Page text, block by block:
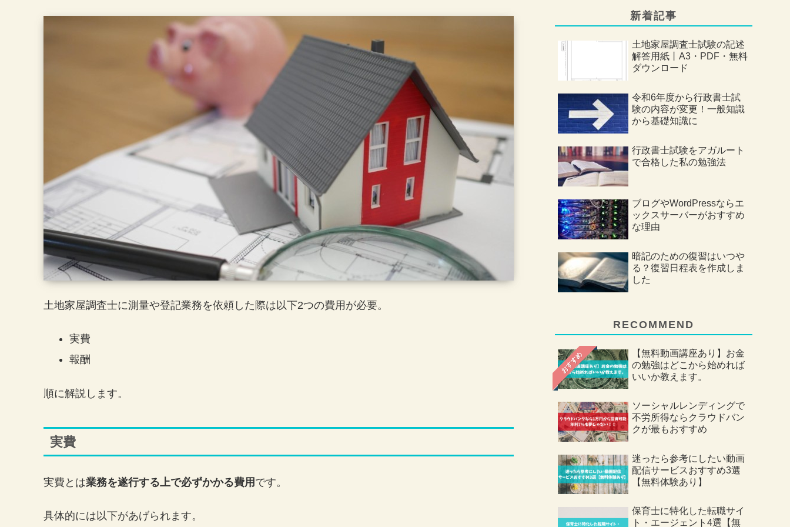
土地家屋調査士に測量や登記業務を依頼した際は以下2つの費用が必要。
実費
報酬
順に解説します。
実費
実費とは業務を遂行する上で必ずかかる費用 です。
具体的には以下があげられます。
新着記事
土地家屋調査士試験の記述
解答用紙丨A3・PDF・無料
ダウンロード
令和6年度から行政書士試
験の内容が変更！一般知識
から基礎知識に
行政書士試験をアガルート
で合格した私の勉強法
ブログやWordPressならエ
ックスサーバーがおすすめ
な理由
暗記のための復習はいつや
る？復習日程表を作成しま
した
RECOMMEND
おすすめ
【無料動画講座あり】お金
の勉強はどこから始めれば
いいか教えます。
ソーシャルレンディングで
不労所得ならクラウドバン
クが最もおすすめ
迷ったら参考にしたい動画
配信サービスおすすめ3選
【無料体験あり】
保育士に特化した転職サイ
ト・エージェント4選【無